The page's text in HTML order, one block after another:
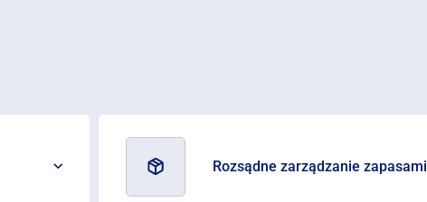
Rozsądne zarządzanie zapasami